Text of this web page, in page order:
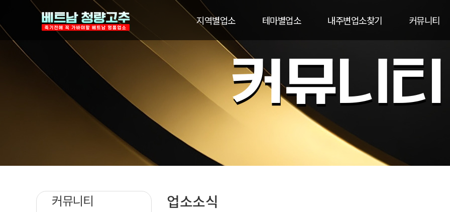
지역별업소 테마별업소 내주변업소찾기 커뮤니티
커뮤니티 업소소식